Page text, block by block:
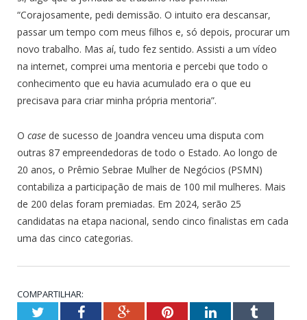
“Corajosamente, pedi demissão. O intuito era descansar,
passar um tempo com meus filhos e, só depois, procurar um
novo trabalho. Mas aí, tudo fez sentido. Assisti a um vídeo
na internet, comprei uma mentoria e percebi que todo o
conhecimento que eu havia acumulado era o que eu
precisava para criar minha própria mentoria”.
O case de sucesso de Joandra venceu uma disputa com
outras 87 empreendedoras de todo o Estado. Ao longo de
20 anos, o Prêmio Sebrae Mulher de Negócios (PSMN)
contabiliza a participação de mais de 100 mil mulheres. Mais
de 200 delas foram premiadas. Em 2024, serão 25
candidatas na etapa nacional, sendo cinco finalistas em cada
uma das cinco categorias.
COMPARTILHAR:
TwitterFacebookGoogle+PinterestLinkedInTumblr